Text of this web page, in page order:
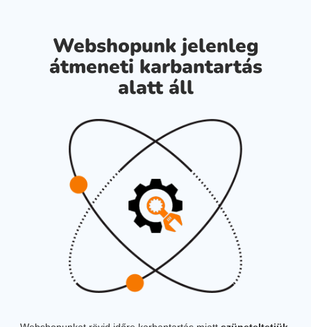
Webshopunk jelenleg
átmeneti karbantartás
alatt áll